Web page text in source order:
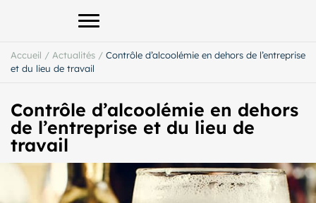
Afficher le menu principal
Accueil / Actualités / Contrôle d’alcoolémie en dehors de l’entreprise
et du lieu de travail
Contrôle d’alcoolémie en dehors
de l’entreprise et du lieu de
travail